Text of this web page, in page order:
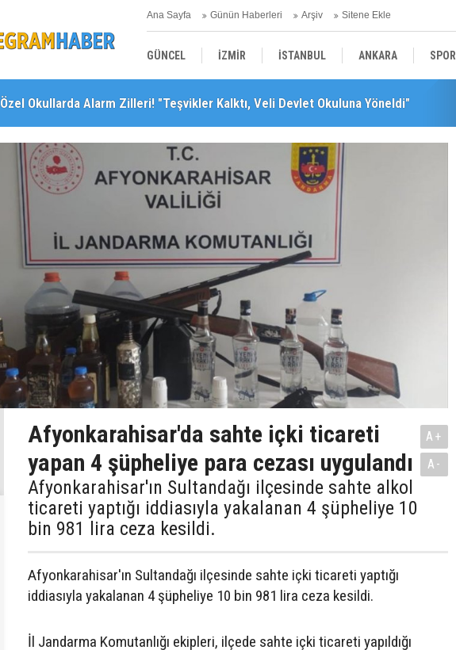
Ana Sayfa Günün Haberleri Arşiv Sitene Ekle
GÜNCEL İZMİR İSTANBUL ANKARA SPOR
YEREL SAĞLIK EKONOMİ POLİTİKA
Özel Okullarda Alarm Zilleri! "Teşvikler Kalktı, Veli Devlet Okuluna Yöneldi"
Afyonkarahisar'da sahte içki ticareti
yapan 4 şüpheliye para cezası uygulandı
Afyonkarahisar'ın Sultandağı ilçesinde sahte alkol
ticareti yaptığı iddiasıyla yakalanan 4 şüpheliye 10
bin 981 lira ceza kesildi.
A+
A-
Afyonkarahisar'ın Sultandağı ilçesinde sahte içki ticareti yaptığı
iddiasıyla yakalanan 4 şüpheliye 10 bin 981 lira ceza kesildi.
İl Jandarma Komutanlığı ekipleri, ilçede sahte içki ticareti yapıldığı